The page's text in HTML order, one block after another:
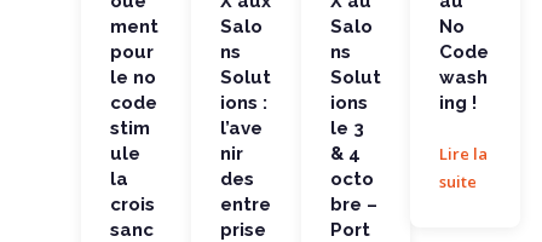
la...
ment
pour
le no
code
stim
ule
la
crois
sanc
Salo
ns
Solut
ions :
l’ave
nir
des
entre
prise
Salo
ns
Solut
ions
le 3
& 4
octo
bre –
Port
No
Code
wash
ing !
Lire la
suite